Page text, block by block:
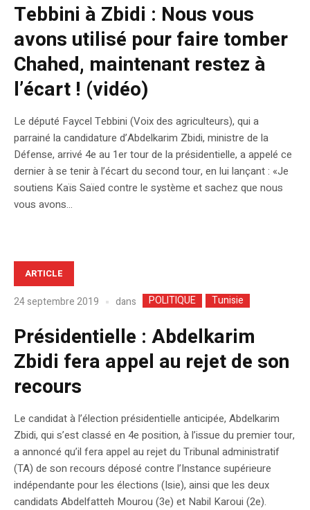
Tebbini à Zbidi : Nous vous
avons utilisé pour faire tomber
Chahed, maintenant restez à
l’écart ! (vidéo)
Le député Faycel Tebbini (Voix des agriculteurs), qui a
parrainé la candidature d’Abdelkarim Zbidi, ministre de la
Défense, arrivé 4e au 1er tour de la présidentielle, a appelé ce
dernier à se tenir à l’écart du second tour, en lui lançant : «Je
soutiens Kaïs Saïed contre le système et sachez que nous
vous avons...
ARTICLE
24 septembre 2019 dans POLITIQUE Tunisie
Présidentielle : Abdelkarim
Zbidi fera appel au rejet de son
recours
Le candidat à l’élection présidentielle anticipée, Abdelkarim
Zbidi, qui s’est classé en 4e position, à l’issue du premier tour,
a annoncé qu’il fera appel au rejet du Tribunal administratif
(TA) de son recours déposé contre l’Instance supérieure
indépendante pour les élections (Isie), ainsi que les deux
candidats Abdelfatteh Mourou (3e) et Nabil Karoui (2e).